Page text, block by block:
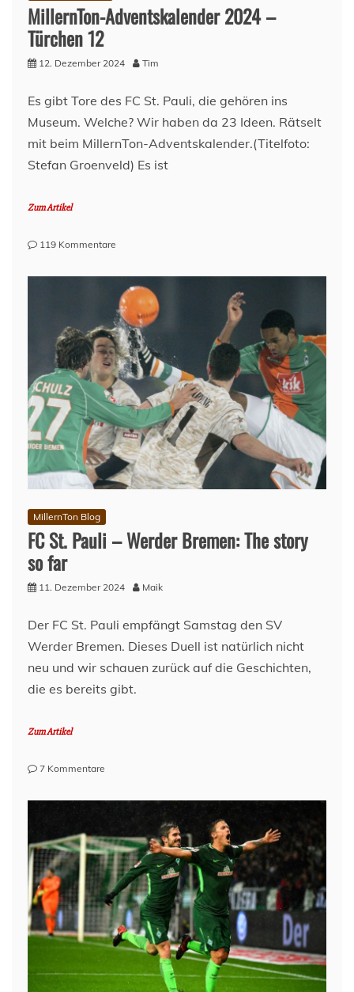
MillernTon-Adventskalender 2024 –
Türchen 12
12. Dezember 2024 Tim
Es gibt Tore des FC St. Pauli, die gehören ins
Museum. Welche? Wir haben da 23 Ideen. Rätselt
mit beim MillernTon-Adventskalender.(Titelfoto:
Stefan Groenveld) Es ist
Zum Artikel
119 Kommentare
Adventskalender
2024
–
Türchen
12
MillernTon Blog
FC St. Pauli – Werder Bremen: The story
so far
11. Dezember 2024 Maik
Der FC St. Pauli empfängt Samstag den SV
Werder Bremen. Dieses Duell ist natürlich nicht
neu und wir schauen zurück auf die Geschichten,
die es bereits gibt.
Zum Artikel
7 Kommentare
St.
Werder
Bremen:
The
story
so
far